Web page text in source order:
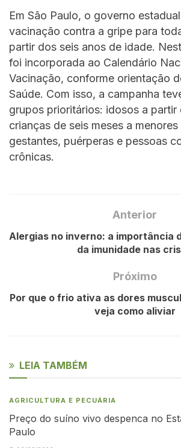
Em São Paulo, o governo
vacinação contra a gripe para
partir dos seis anos de idade.
foi incorporada ao Calendário
Vacinação, conforme orientação
Saúde. Com isso, a campanha
grupos prioritários: idosos a partir
crianças de seis meses a
gestantes, puérperas e pessoas
crônicas.
Anterior
Alergias no inverno: a importância
da imunidade nas
Próximo
Por que o frio ativa as dores
veja como aliviar
LEIA TAMBÉM
AGRICULTURA E PECUÁRIA
Preço do suíno vivo despenca no
Paulo